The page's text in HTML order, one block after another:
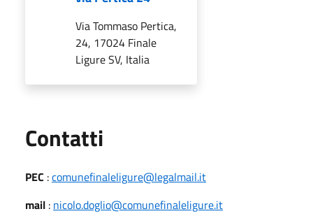
Via Tommaso Pertica,
24, 17024 Finale
Ligure SV, Italia
Contatti
PEC :comunefinaleligure@legalmail.it
mail : nicolo.doglio@comunefinaleligure.it